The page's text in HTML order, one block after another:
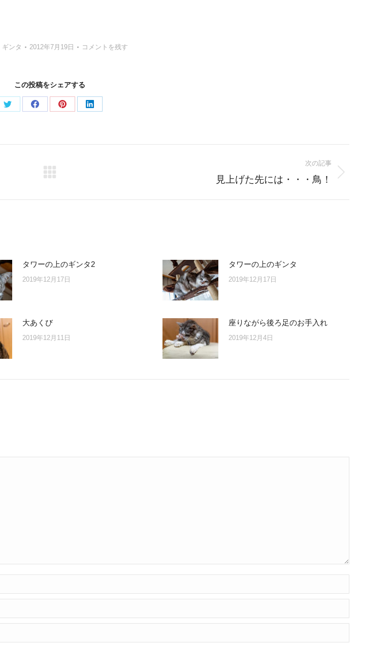
ギンタ 2012年7月19日 コメントを残す
この投稿をシェアする
Share
Share
Share
Share
次の記事
見上げた先には・・・鳥！
タワーの上のギンタ2
2019年12月17日
タワーの上のギンタ
2019年12月17日
大あくび
2019年12月11日
座りながら後ろ足のお手入れ
2019年12月4日